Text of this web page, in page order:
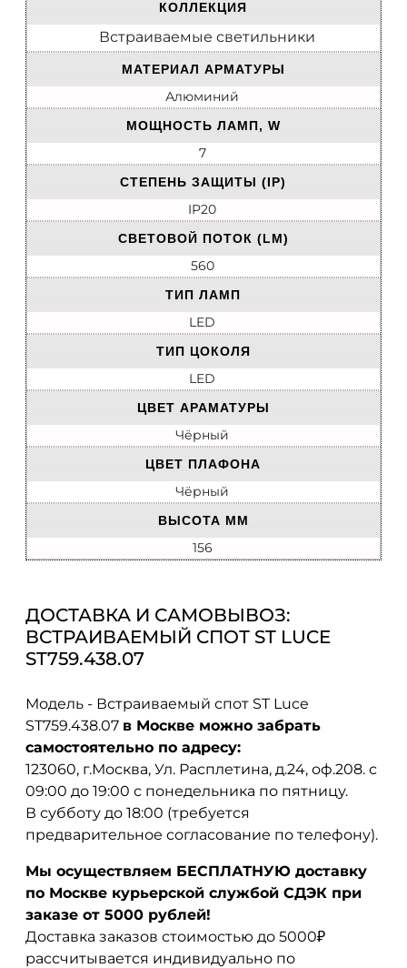
КОЛЛЕКЦИЯ
Встраиваемые светильники
МАТЕРИАЛ АРМАТУРЫ
Алюминий
МОЩНОСТЬ ЛАМП, W
7
СТЕПЕНЬ ЗАЩИТЫ (IP)
IP20
СВЕТОВОЙ ПОТОК (LM)
560
ТИП ЛАМП
LED
ТИП ЦОКОЛЯ
LED
ЦВЕТ АРАМАТУРЫ
Чёрный
ЦВЕТ ПЛАФОНА
Чёрный
ВЫСОТА ММ
156
ДОСТАВКА И САМОВЫВОЗ:
ВСТРАИВАЕМЫЙ СПОТ ST LUCE
ST759.438.07
Модель - Встраиваемый спот ST Luce
ST759.438.07 в Москве можно забрать
самостоятельно по адресу:
123060, г.Москва, Ул. Расплетина, д.24, оф.208. с
09:00 до 19:00 с понедельника по пятницу.
В субботу до 18:00 (требуется
предварительное согласование по телефону).
Мы осуществляем БЕСПЛАТНУЮ доставку
по Москве курьерской службой СДЭК при
заказе от 5000 рублей!
Доставка заказов стоимостью до 5000₽
рассчитывается индивидуально по